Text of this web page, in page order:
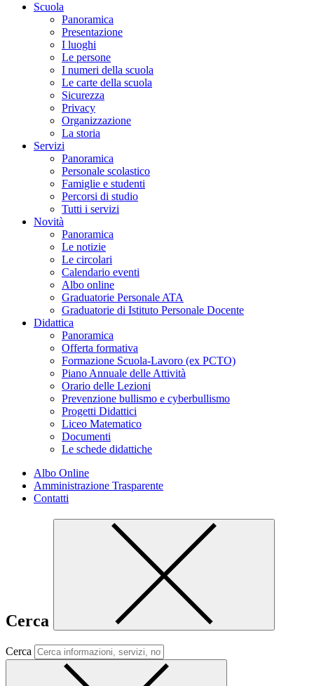
Scuola
Panoramica
Presentazione
I luoghi
Le persone
I numeri della scuola
Le carte della scuola
Sicurezza
Privacy
Organizzazione
La storia
Servizi
Panoramica
Personale scolastico
Famiglie e studenti
Percorsi di studio
Tutti i servizi
Novità
Panoramica
Le notizie
Le circolari
Calendario eventi
Albo online
Graduatorie Personale ATA
Graduatorie di Istituto Personale Docente
Didattica
Panoramica
Offerta formativa
Formazione Scuola-Lavoro (ex PCTO)
Piano Annuale delle Attività
Orario delle Lezioni
Prevenzione bullismo e cyberbullismo
Progetti Didattici
Liceo Matematico
Documenti
Le schede didattiche
Albo Online
Amministrazione Trasparente
Contatti
Cerca
Cerca